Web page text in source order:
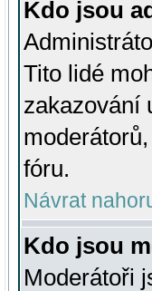
Kdo jsou
Tito lidé
zakazování
fóru.
Návrat
Kdo jsou
Moderátoři